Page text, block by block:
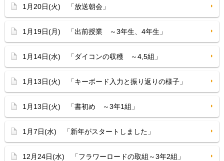
1月20日(火) 「放送朝会」
1月19日(月) 「出前授業 ～3年生、4年生」
1月14日(水) 「ダイコンの収穫 ～4,5組」
1月13日(火) 「キーボード入力と振り返りの様子」
1月13日(火) 「書初め ～3年1組」
1月7日(水) 「新年がスタートしました」
12月24日(水) 「フラワーロードの取組～3年2組」